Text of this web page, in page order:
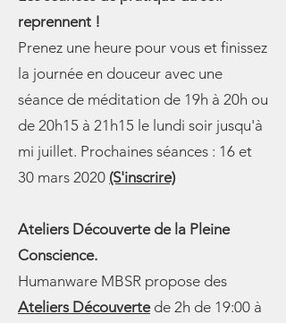
reprennent !
Prenez une heure pour vous et finissez
la journée en douceur avec une
séance de méditation de 19h à 20h ou
de 20h15 à 21h15 le lundi soir jusqu'à
mi juillet. Prochaines séances : 16 et
30 mars 2020 (S'inscrire)
Ateliers Découverte de la Pleine
Conscience.
Humanware MBSR propose des
Ateliers Découvertede 2h de 19:00 à